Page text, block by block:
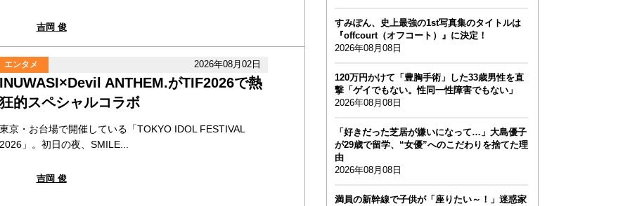
吉岡 俊
エンタメ 2026年08月02日
ANTHEM.がTIF2026で熱
的スペシャルコラボ
京・お台場で開催している「TOKYO IDOL FESTIVAL
」。初日の夜、SMILE...
吉岡 俊
すみぽん、史上最強の1st写真集のタイトルは
『offcourt（オフコート）』に決定！
2026年08月08日
120万円かけて「豊胸手術」した33歳男性を直
撃「ゲイでもない。性同一性障害でもない」
2026年08月08日
「好きだった芝居が嫌いになって…」大島優子
が29歳で留学、“女優”へのこだわりを捨てた理
由
2026年08月08日
満員の新幹線で子供が「座りたい～！」迷惑家